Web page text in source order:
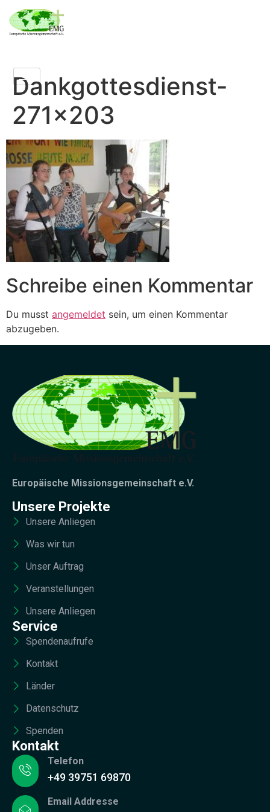
Dankgottesdienst-
271×203
Schreibe einen Kommentar
Du musst angemeldet sein, um einen Kommentar
abzugeben.
Europäische Missionsgemeinschaft e.V.
Unsere Projekte
Unsere Anliegen
Was wir tun
Unser Auftrag
Veranstellungen
Unsere Anliegen
Service
Spendenaufrufe
Kontakt
Länder
Datenschutz
Spenden
Kontakt
Telefon
+49 39751 69870
Email Addresse